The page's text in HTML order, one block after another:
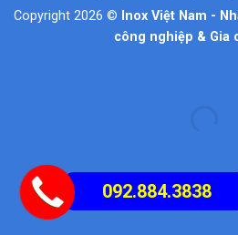
Copyright 2026 © Inox Việt Nam -
công nghiệp & Gia
092.884.3838